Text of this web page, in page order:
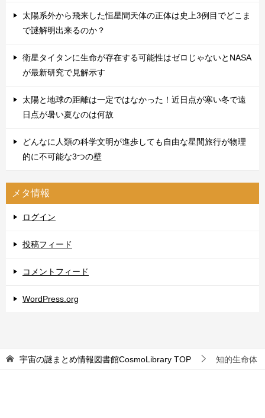
太陽系外から飛来した恒星間天体の正体は史上3例目でどこま
で謎解明出来るのか？
衛星タイタンに生命が存在する可能性はゼロじゃないとNASA
が最新研究で見解示す
太陽と地球の距離は一定ではなかった！近日点が寒い冬で遠
日点が暑い夏なのは何故
どんなに人類の科学文明が進歩しても自由な星間旅行が物理
的に不可能な3つの壁
メタ情報
ログイン
投稿フィード
コメントフィード
WordPress.org
宇宙の謎まとめ情報図書館CosmoLibrary TOP 知的生命体